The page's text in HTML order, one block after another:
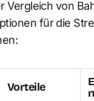
Vergleich von
für die
Vorteile